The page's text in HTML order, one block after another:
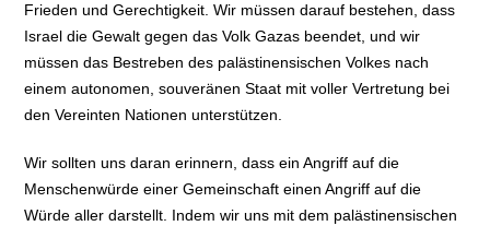
Frieden und Gerechtigkeit. Wir müssen darauf bestehen, dass
Israel die Gewalt gegen das Volk Gazas beendet, und wir
müssen das Bestreben des palästinensischen Volkes nach
einem autonomen, souveränen Staat mit voller Vertretung bei
den Vereinten Nationen unterstützen.
Wir sollten uns daran erinnern, dass ein Angriff auf die
Menschenwürde einer Gemeinschaft einen Angriff auf die
Würde aller darstellt. Indem wir uns mit dem palästinensischen